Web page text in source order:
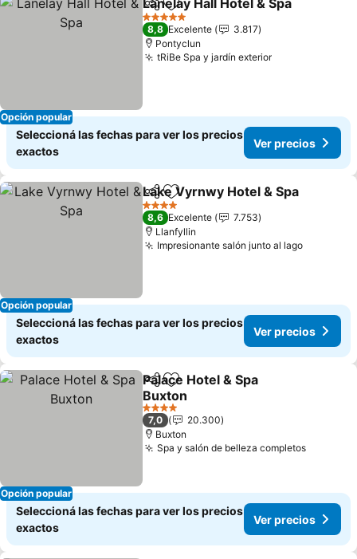
Opción popular
CompartirAñadir a favoritos
Lanelay Hall Hotel & Spa
5 Estrellas
8,8 Excelente
3.817
Pontyclun
tRiBe Spa y jardín exteriorVer precios
Seleccioná las fechas para ver los precios
exactos
Ver precios
Opción popular
CompartirAñadir a favoritos
Lake Vyrnwy Hotel & Spa
4 Estrellas
8,6 Excelente
7.753
Llanfyllin
Impresionante salón junto al lagoVer
Seleccioná las fechas para ver los precios
exactos
Ver precios
Opción popular
CompartirAñadir a favoritos
Palace Hotel & Spa
Buxton
Ver precios
4 Estrellas
7,0
20.300
Buxton
Spa y salón de belleza completosVer
Seleccioná las fechas para ver los precios
exactos
Ver precios